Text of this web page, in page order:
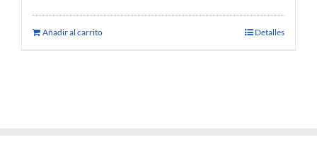
Añadir al carrito Detalles